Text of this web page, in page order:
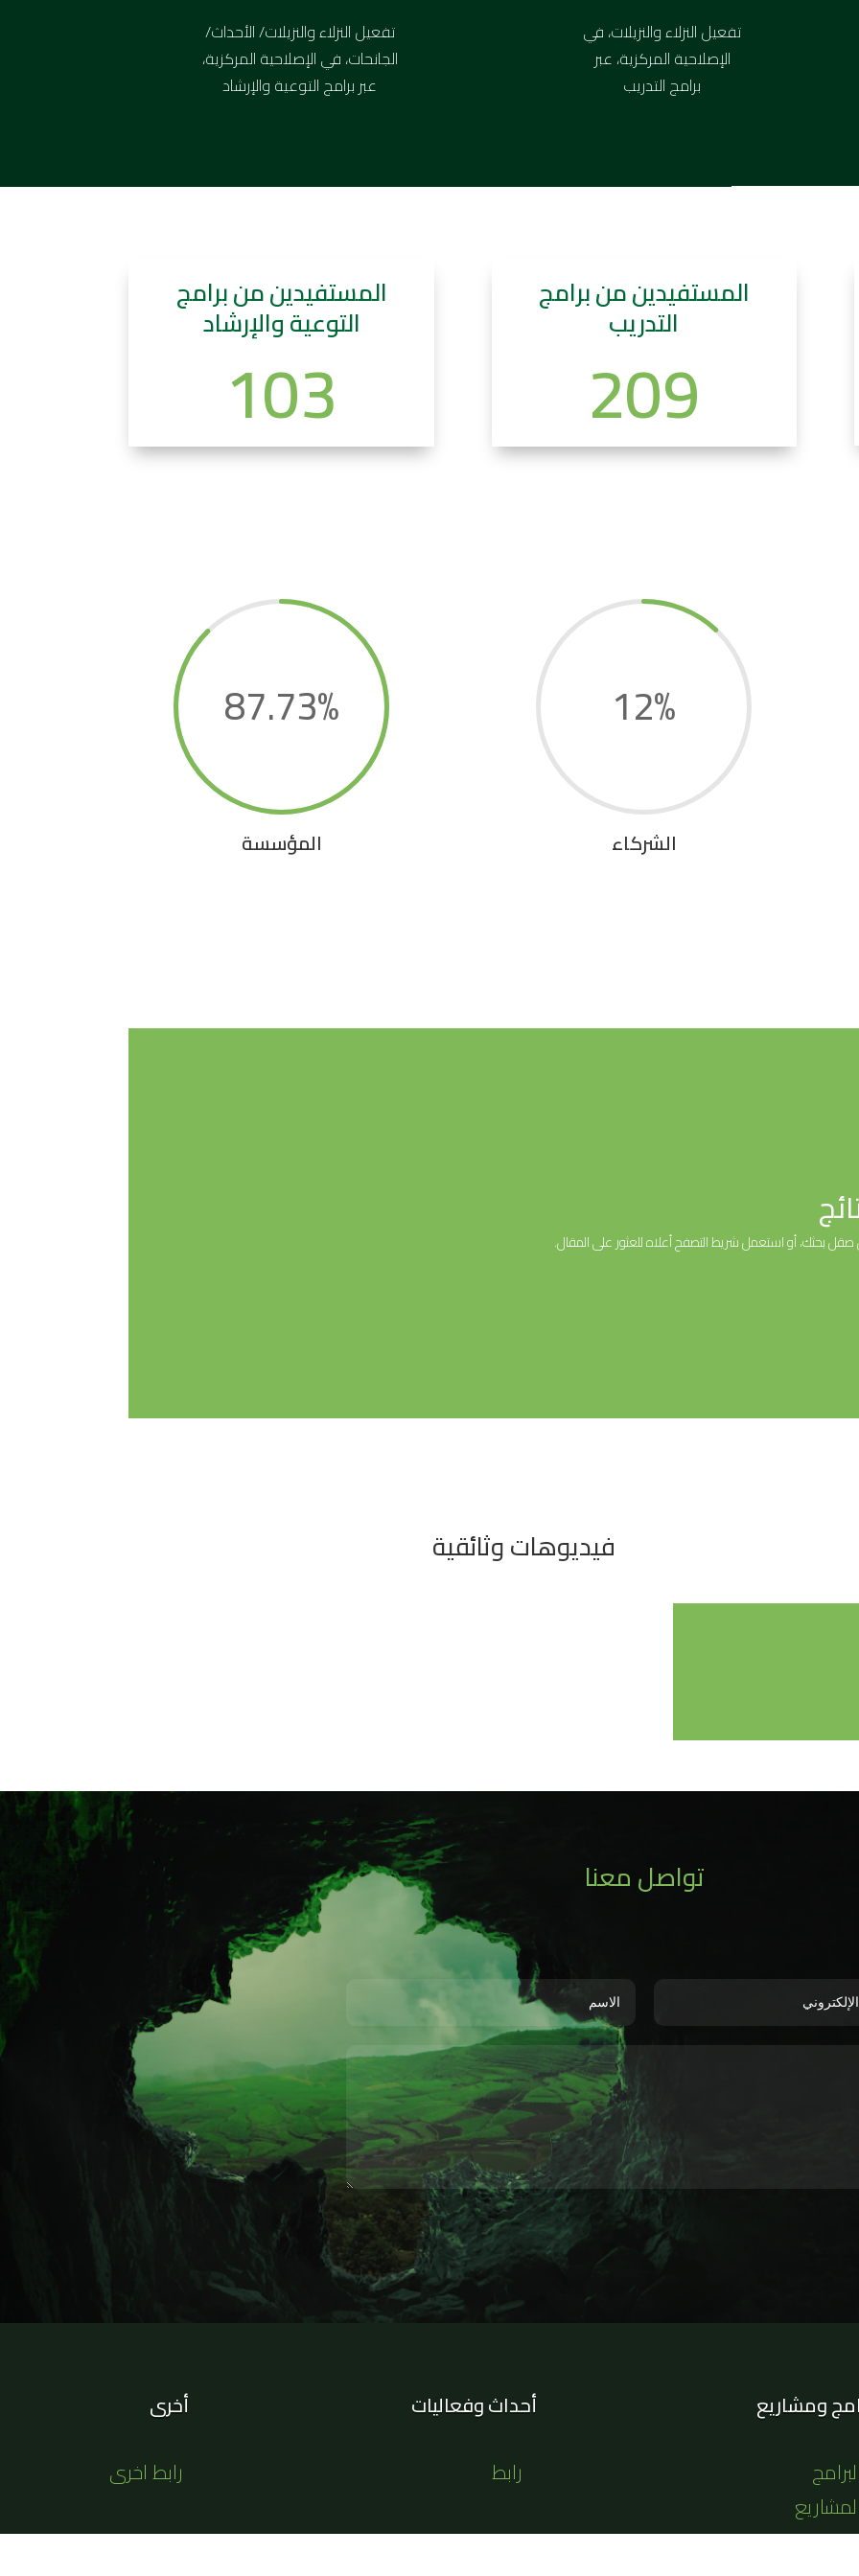
تفعيل النزلاء والنزيلات/ الأحداث/
الجانحات، في الإصلاحية المركزية،
عبر برامج التوعية والإرشاد
تفعيل النزلاء والنزيلات، في
الإصلاحية المركزية، عبر
برامج التدريب
المستفيدين من برامج
التوعية والإرشاد
103
المستفيدين من برامج
التدريب
209
87.73%
المؤسسة
12%
الشركاء
صقل بحثك، أو استعمل شريط التصفح أعلاه للعثور على المقال.
فيديوهات وثائقية
تواصل معنا
أخرى
رابط اخرى
أحداث وفعاليات
رابط
ومشاريع
البرامج
المشاريع